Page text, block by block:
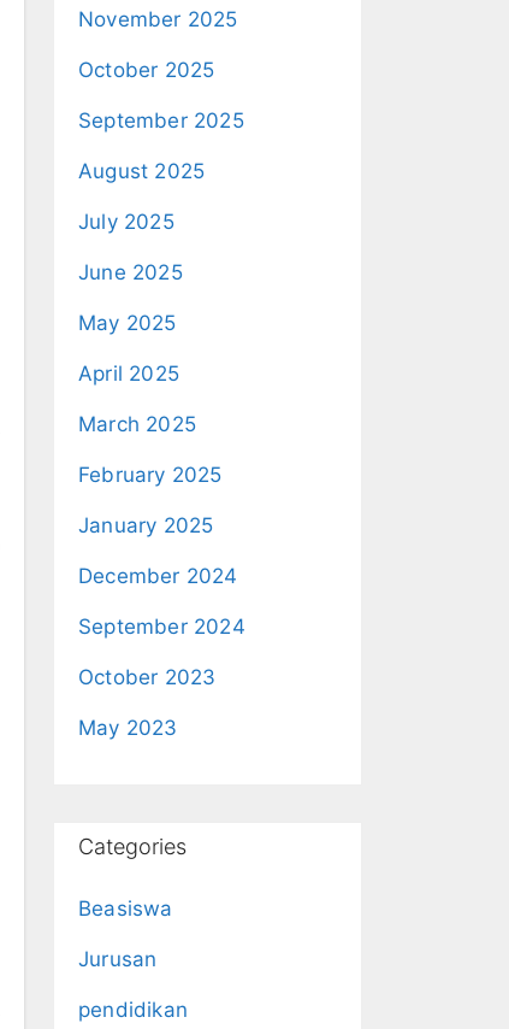
November 2025
October 2025
September 2025
August 2025
July 2025
June 2025
May 2025
April 2025
March 2025
February 2025
January 2025
December 2024
September 2024
October 2023
May 2023
Categories
Beasiswa
Jurusan
pendidikan